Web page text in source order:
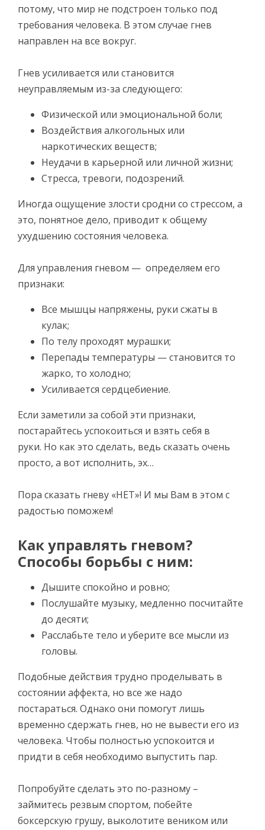
потому, что мир не подстроен только под
требования человека. В этом случае гнев
направлен на все вокруг.
Гнев усиливается или становится
неуправляемым из-за следующего:
Физической или эмоциональной боли;
Воздействия алкогольных или
наркотических веществ;
Неудачи в карьерной или личной жизни;
Стресса, тревоги, подозрений.
Иногда ощущение злости сродни со стрессом, а
это, понятное дело, приводит к общему
ухудшению состояния человека.
Для управления гневом — определяем его
признаки:
Все мышцы напряжены, руки сжаты в
кулак;
По телу проходят мурашки;
Перепады температуры — становится то
жарко, то холодно;
Усиливается сердцебиение.
Если заметили за собой эти признаки,
постарайтесь успокоиться и взять себя в
руки. Но как это сделать, ведь сказать очень
просто, а вот исполнить, эх…
Пора сказать гневу «НЕТ»! И мы Вам в этом с
радостью поможем!
Как управлять гневом?
Способы борьбы с ним:
Дышите спокойно и ровно;
Послушайте музыку, медленно посчитайте
до десяти;
Расслабьте тело и уберите все мысли из
головы.
Подобные действия трудно проделывать в
состоянии аффекта, но все же надо
постараться. Однако они помогут лишь
временно сдержать гнев, но не вывести его из
человека. Чтобы полностью успокоится и
придти в себя необходимо выпустить пар.
Попробуйте сделать это по-разному –
займитесь резвым спортом, побейте
боксерскую грушу, выколотите веником или